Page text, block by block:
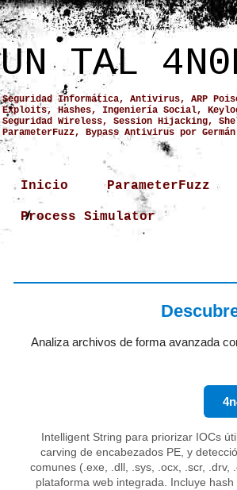
UN TAL
Seguridad Informática, Antivirus, ARP
Exploits, Hashes, Ingeniería Social,
Seguridad Wireless, Session Hijacking,
ParameterFuzz, Bypass Antivirus por Germán
Inicio ParameterFuzz
Process Simulator
Analiza archivos de forma avanzada
Intelligent String para priorizar IOCs
carving de encabezados PE, y
comunes (.exe, .dll, .sys, .ocx, .scr,
plataforma web integrada. Incluye